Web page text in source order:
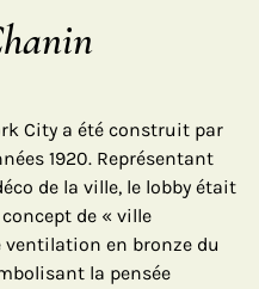
City a été construit par
1920. Représentant
de la ville, le lobby était
de « ville
ventilation en bronze du
la pensée